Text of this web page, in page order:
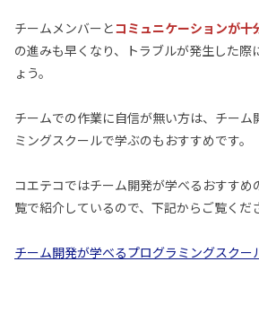
チームメンバーとコミュニケーションが十
の進みも早くなり、トラブルが発生した際
ょう。
チームでの作業に自信が無い方は、チーム
ミングスクールで学ぶのもおすすめです。
コエテコではチーム開発が学べるおすすめ
覧で紹介しているので、下記からご覧くだ
チーム開発が学べるプログラミングスクー